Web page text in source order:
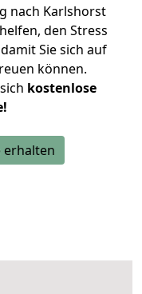
nach Karlshorst
den Stress
Sie sich auf
können.
kostenlose
erhalten